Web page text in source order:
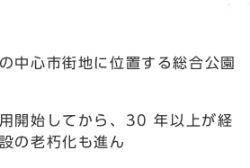
中心市街地に位置する総合公園
開始してから、30 年以上が経
の老朽化も進ん